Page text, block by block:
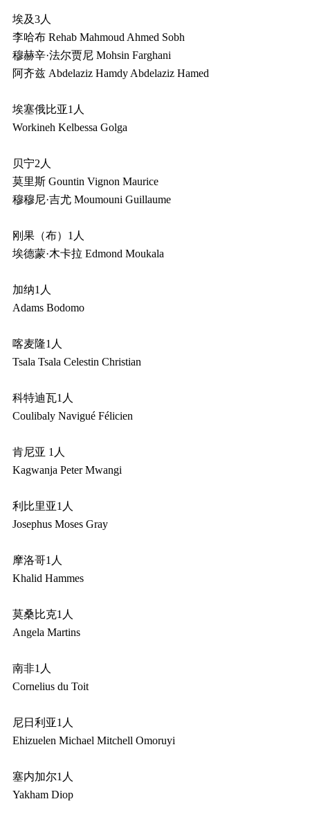
埃及3人
李哈布 Rehab Mahmoud Ahmed Sobh
穆赫辛·法尔贾尼 Mohsin Farghani
阿齐兹 Abdelaziz Hamdy Abdelaziz Hamed
埃塞俄比亚1人
Workineh Kelbessa Golga
贝宁2人
莫里斯 Gountin Vignon Maurice
穆穆尼·吉尤 Moumouni Guillaume
刚果（布）1人
埃德蒙·木卡拉 Edmond Moukala
加纳1人
Adams Bodomo
喀麦隆1人
Tsala Tsala Celestin Christian
科特迪瓦1人
Coulibaly Navigué Félicien
肯尼亚 1人
Kagwanja Peter Mwangi
利比里亚1人
Josephus Moses Gray
摩洛哥1人
Khalid Hammes
莫桑比克1人
Angela Martins
南非1人
Cornelius du Toit
尼日利亚1人
Ehizuelen Michael Mitchell Omoruyi
塞内加尔1人
Yakham Diop